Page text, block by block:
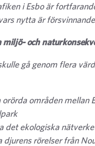
i Esbo är
nytta är
och
gå genom flera
orörda områden mellan
det ekologiska
djurens rörelser från